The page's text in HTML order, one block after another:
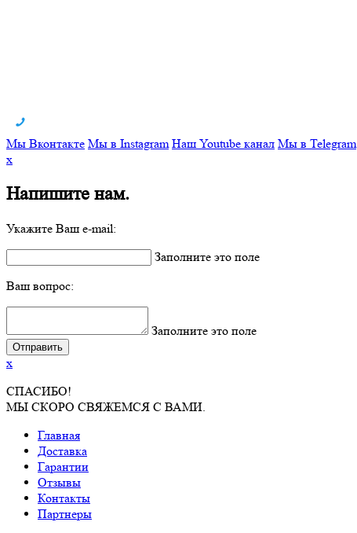
Мы Вконтакте Мы в Instagram Наш Youtube канал Мы в Telegram
x
Напишите нам.
Укажите Ваш e-mail:
Заполните это поле
Ваш вопрос:
Заполните это поле
x
СПАСИБО!
МЫ СКОРО СВЯЖЕМСЯ С ВАМИ.
Главная
Доставка
Гарантии
Отзывы
Контакты
Партнеры